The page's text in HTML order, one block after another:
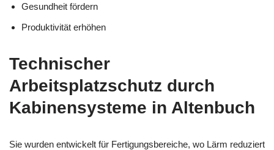
Gesundheit fördern
Produktivität erhöhen
Technischer
Arbeitsplatzschutz durch
Kabinensysteme in Altenbuch
Sie wurden entwickelt für Fertigungsbereiche, wo Lärm reduziert